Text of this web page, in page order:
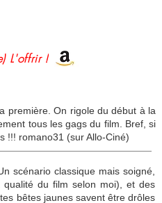
L'offrir !
première. On rigole du début à la
tous les gags du film. Bref, si
!!! romano31 (sur Allo-Ciné)
scénario classique mais soigné,
du film selon moi), et des
bêtes jaunes savent être drôles